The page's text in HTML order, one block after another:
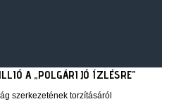
A „POLGÁRI JÓ ÍZLÉSRE”
szerkezetének torzításáról